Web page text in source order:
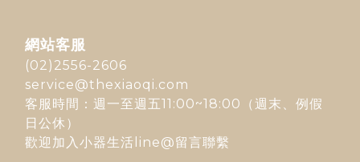
網站客服
(02)2556-2606
service@thexiaoqi.com
客服時間：週一至週五11:00~18:00（週末、例假
日公休）
歡迎加入 小器生活line@留言聯繫